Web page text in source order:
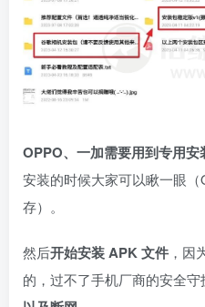
OPPO、一加需要用到专用安
安装的时候大家可以瞅一眼
存）。
然后开始安装 APK 文件 ，因
的，过不了手机厂商的安全守